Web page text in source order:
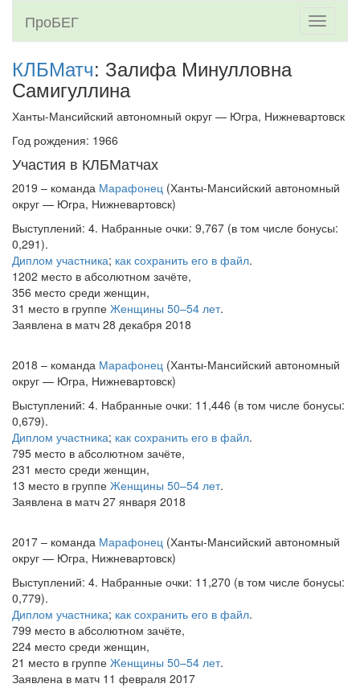
Toggle
ПроБЕГ
КЛБМатч: Залифа Минулловна
Самигуллина
Ханты-Мансийский автономный округ — Югра, Нижневартовск
Год рождения: 1966
Участия в КЛБМатчах
2019 – команда Марафонец (Ханты-Мансийский автономный
округ — Югра, Нижневартовск)
Выступлений: 4. Набранные очки: 9,767 (в том числе бонусы:
0,291).
Диплом участника; как сохранить его в файл.
1202 место в абсолютном зачёте,
356 место среди женщин,
31 место в группе Женщины 50–54 лет.
Заявлена в матч 28 декабря 2018
2018 – команда Марафонец (Ханты-Мансийский автономный
округ — Югра, Нижневартовск)
Выступлений: 4. Набранные очки: 11,446 (в том числе бонусы:
0,679).
Диплом участника; как сохранить его в файл.
795 место в абсолютном зачёте,
231 место среди женщин,
13 место в группе Женщины 50–54 лет.
Заявлена в матч 27 января 2018
2017 – команда Марафонец (Ханты-Мансийский автономный
округ — Югра, Нижневартовск)
Выступлений: 4. Набранные очки: 11,270 (в том числе бонусы:
0,779).
Диплом участника; как сохранить его в файл.
799 место в абсолютном зачёте,
224 место среди женщин,
21 место в группе Женщины 50–54 лет.
Заявлена в матч 11 февраля 2017